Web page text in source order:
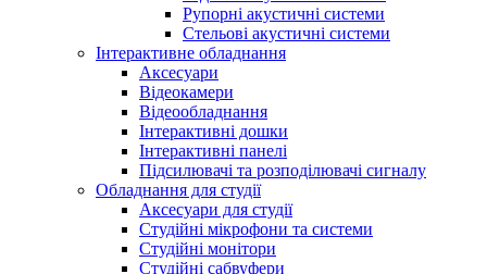
Рупорні акустичні системи
Стельові акустичні системи
Інтерактивне обладнання
Аксесуари
Відеокамери
Відеообладнання
Інтерактивні дошки
Інтерактивні панелі
Підсилювачі та розподілювачі сигналу
Обладнання для студії
Аксесуари для студії
Студійні мікрофони та системи
Студійні монітори
Студійні сабвуфери